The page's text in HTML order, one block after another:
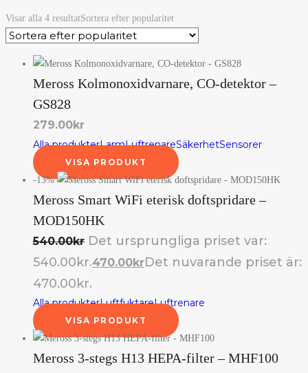
Visar alla 4 resultatSortera efter popularitet
Meross Kolmonoxidvarnare, CO-detektor –
GS828
279.00kr
Alla produkterLarmLuftrenareSäkerhetSensorer
VISA PRODUKT
-13%
Meross Smart WiFi eterisk doftspridare –
MOD150HK
540.00kr Det ursprungliga priset var:
540.00kr.470.00krDet nuvarande priset är:
470.00kr.
Alla produkterLuftfuktareLuftrenare
VISA PRODUKT
Meross 3-stegs H13 HEPA-filter – MHF100